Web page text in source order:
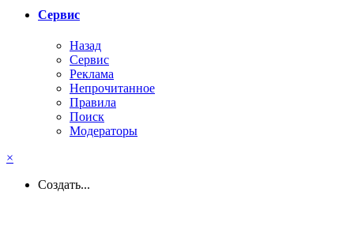
Сервис
Назад
Сервис
Реклама
Непрочитанное
Правила
Поиск
Модераторы
×
Создать...